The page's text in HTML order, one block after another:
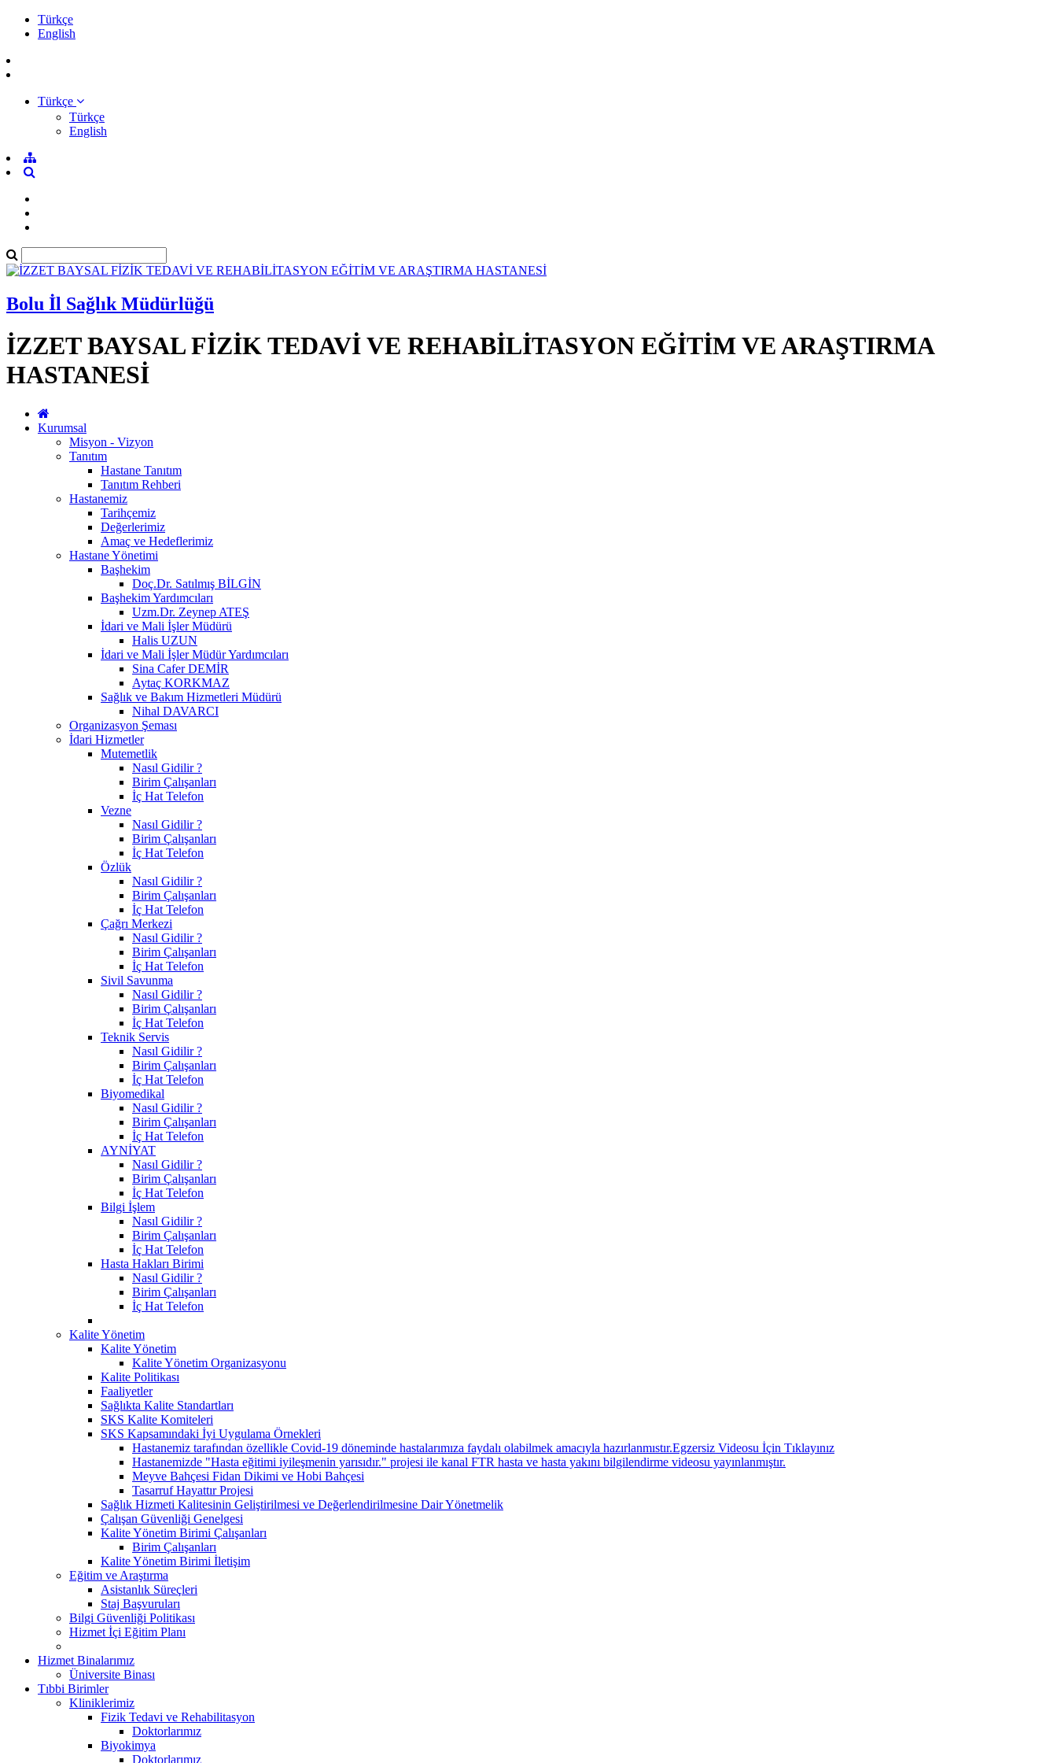
Türkçe
English
Türkçe
Türkçe
English
Bolu İl Sağlık Müdürlüğü
İZZET BAYSAL FİZİK TEDAVİ VE REHABİLİTASYON EĞİTİM VE ARAŞTIRMA
HASTANESİ
Kurumsal
Misyon - Vizyon
Tanıtım
Hastane Tanıtım
Tanıtım Rehberi
Hastanemiz
Tarihçemiz
Değerlerimiz
Amaç ve Hedeflerimiz
Hastane Yönetimi
Başhekim
Doç.Dr. Satılmış BİLGİN
Başhekim Yardımcıları
Uzm.Dr. Zeynep ATEŞ
İdari ve Mali İşler Müdürü
Halis UZUN
İdari ve Mali İşler Müdür Yardımcıları
Sina Cafer DEMİR
Aytaç KORKMAZ
Sağlık ve Bakım Hizmetleri Müdürü
Nihal DAVARCI
Organizasyon Şeması
İdari Hizmetler
Mutemetlik
Nasıl Gidilir ?
Birim Çalışanları
İç Hat Telefon
Vezne
Nasıl Gidilir ?
Birim Çalışanları
İç Hat Telefon
Özlük
Nasıl Gidilir ?
Birim Çalışanları
İç Hat Telefon
Çağrı Merkezi
Nasıl Gidilir ?
Birim Çalışanları
İç Hat Telefon
Sivil Savunma
Nasıl Gidilir ?
Birim Çalışanları
İç Hat Telefon
Teknik Servis
Nasıl Gidilir ?
Birim Çalışanları
İç Hat Telefon
Biyomedikal
Nasıl Gidilir ?
Birim Çalışanları
İç Hat Telefon
AYNİYAT
Nasıl Gidilir ?
Birim Çalışanları
İç Hat Telefon
Bilgi İşlem
Nasıl Gidilir ?
Birim Çalışanları
İç Hat Telefon
Hasta Hakları Birimi
Nasıl Gidilir ?
Birim Çalışanları
İç Hat Telefon
Kalite Yönetim
Kalite Yönetim
Kalite Yönetim Organizasyonu
Kalite Politikası
Faaliyetler
Sağlıkta Kalite Standartları
SKS Kalite Komiteleri
SKS Kapsamındaki İyi Uygulama Örnekleri
Hastanemiz tarafından özellikle Covid-19 döneminde hastalarımıza faydalı olabilmek amacıyla hazırlanmıstır.Egzersiz Videosu İçin Tıklayınız
Hastanemizde "Hasta eğitimi iyileşmenin yarısıdır." projesi ile kanal FTR hasta ve hasta yakını bilgilendirme videosu yayınlanmıştır.
Meyve Bahçesi Fidan Dikimi ve Hobi Bahçesi
Tasarruf Hayattır Projesi
Sağlık Hizmeti Kalitesinin Geliştirilmesi ve Değerlendirilmesine Dair Yönetmelik
Çalışan Güvenliği Genelgesi
Kalite Yönetim Birimi Çalışanları
Birim Çalışanları
Kalite Yönetim Birimi İletişim
Eğitim ve Araştırma
Asistanlık Süreçleri
Staj Başvuruları
Bilgi Güvenliği Politikası
Hizmet İçi Eğitim Planı
Hizmet Binalarımız
Üniversite Binası
Tıbbi Birimler
Kliniklerimiz
Fizik Tedavi ve Rehabilitasyon
Doktorlarımız
Biyokimya
Doktorlarımız